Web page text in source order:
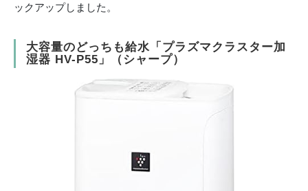
ックアップしました。
大容量のどっちも給水「プラズマクラスター加
湿器 HV-P55」（シャープ）